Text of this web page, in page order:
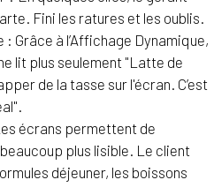
Fini les ratures et les oublis.
Grâce à l’Affichage Dynamique,
lit plus seulement "Latte de
de la tasse sur l'écran. C’est
écrans permettent de
plus lisible. Le client
déjeuner, les boissons